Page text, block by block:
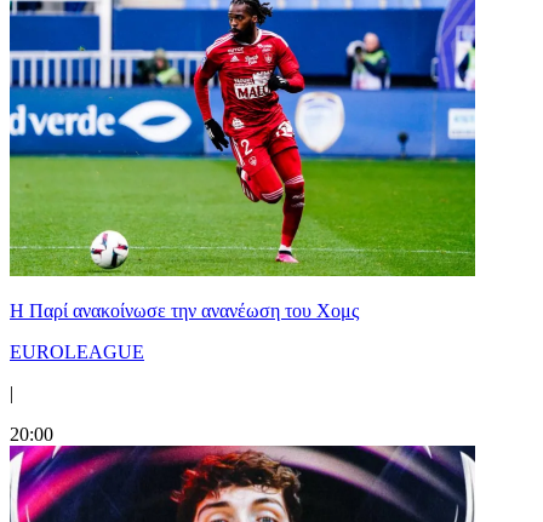
Η Παρί ανακοίνωσε την ανανέωση του Χομς
EUROLEAGUE
|
20:00